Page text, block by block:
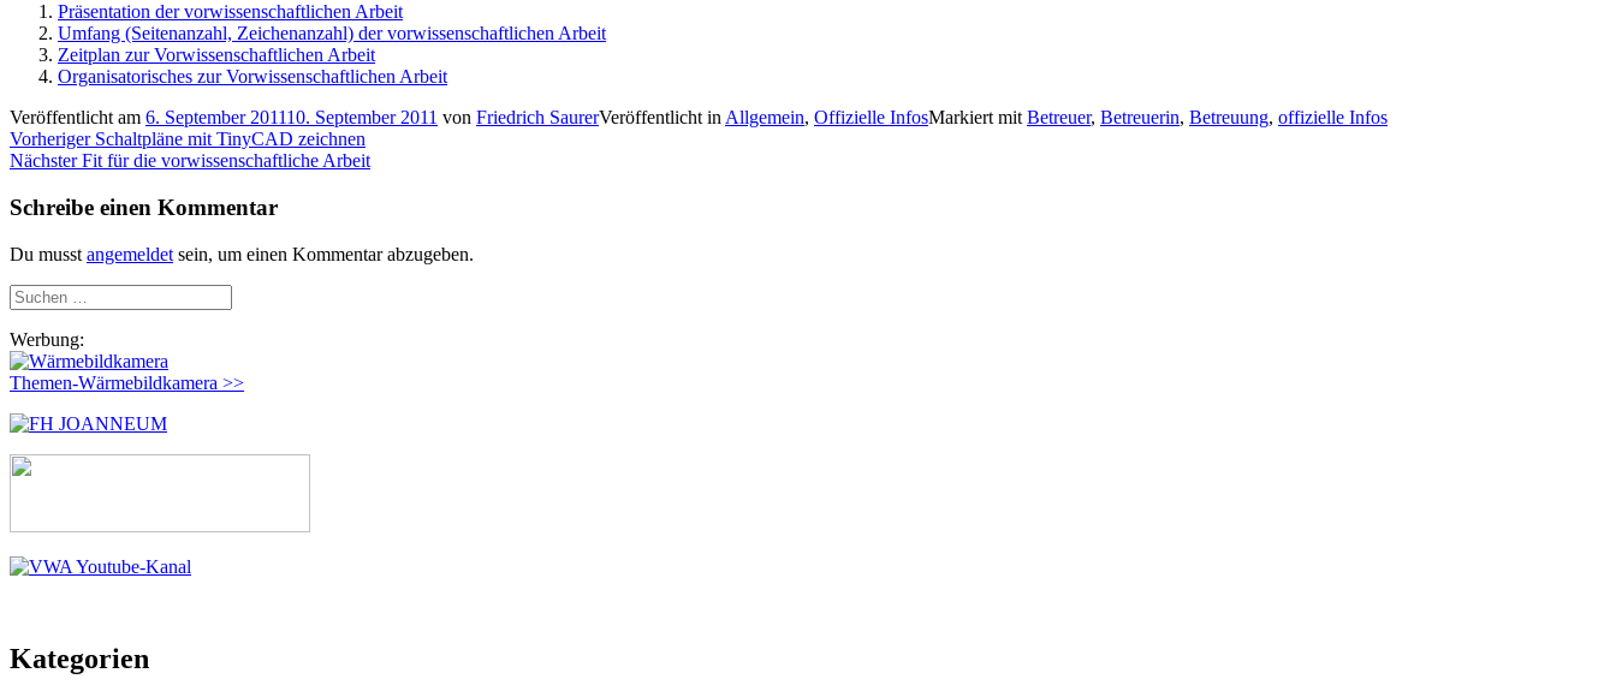
Präsentation der vorwissenschaftlichen Arbeit
Umfang (Seitenanzahl, Zeichenanzahl) der vorwissenschaftlichen Arbeit
Zeitplan zur Vorwissenschaftlichen Arbeit
Organisatorisches zur Vorwissenschaftlichen Arbeit
Veröffentlicht am 6. September 201110. September 2011 von Friedrich SaurerVeröffentlicht in Allgemein, Offizielle InfosMarkiert mit Betreuer, Betreuerin, Betreuung, offizielle Infos
Beitragsnavigation
Vorheriger Vorheriger
Beitrag:
Schaltpläne mit TinyCAD zeichnen
Nächster Nächster
Fit für die vorwissenschaftliche Arbeit
Schreibe einen Kommentar
Du musst angemeldet sein, um einen Kommentar abzugeben.
Suchen
nach:
Werbung:
Themen-Wärmebildkamera >>
Kategorien